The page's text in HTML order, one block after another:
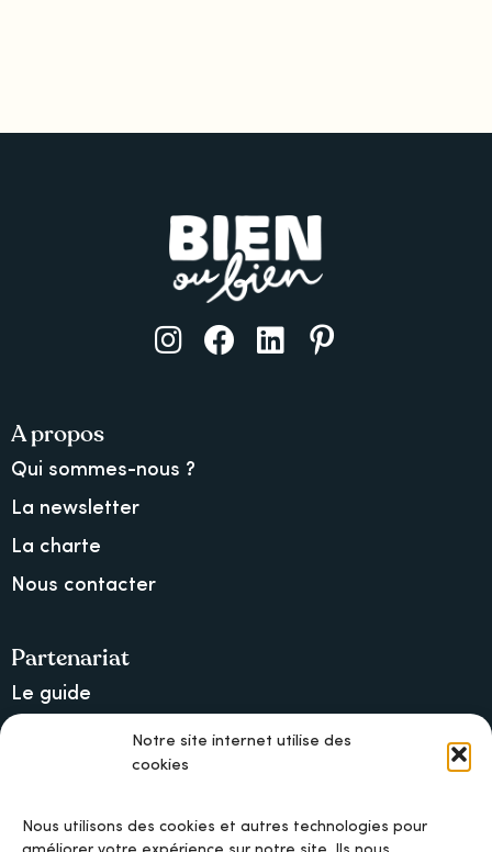
Notre site internet utilise des
cookies
Nous utilisons des cookies et autres technologies pour
A propos
Qui sommes-nous ?
La newsletter
La charte
Nous contacter
Partenariat
Le guide
Lancer une collecte sur Ulule
MAIF, l’assureur militant